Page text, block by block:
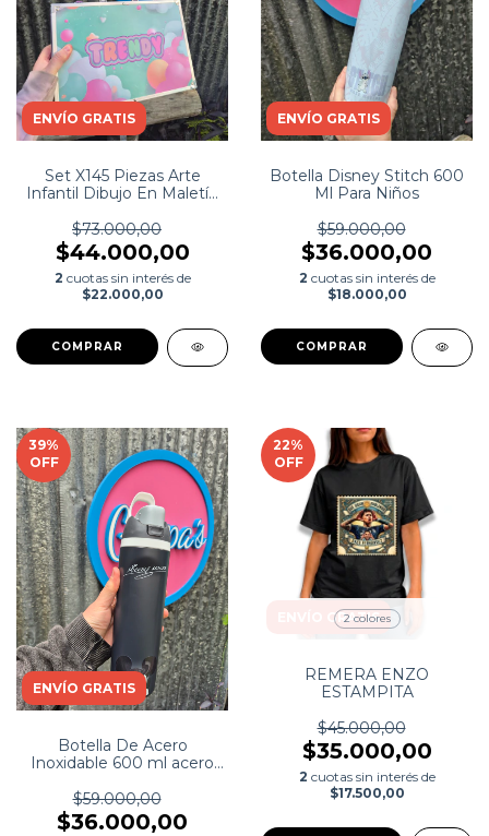
ENVÍO GRATIS
Set X145 Piezas Arte
Infantil Dibujo En Maletín
$73.000,00
$44.000,00
2 cuotas sin interés de
$22.000,00
ENVÍO GRATIS
Botella Disney Stitch 600
Ml Para Niños
$59.000,00
$36.000,00
2 cuotas sin interés de
$18.000,00
39%
OFF
ENVÍO GRATIS
Botella De Acero
Inoxidable 600 ml acero
$59.000,00
$36.000,00
22%
OFF
ENVÍO GRATIS
2 colores
REMERA ENZO
ESTAMPITA
$45.000,00
$35.000,00
2 cuotas sin interés de
$17.500,00